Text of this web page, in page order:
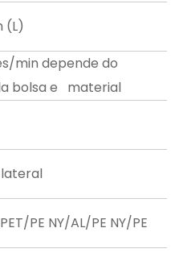
(L)
min depende do
bolsa e material
PE NY/AL/PE NY/PE